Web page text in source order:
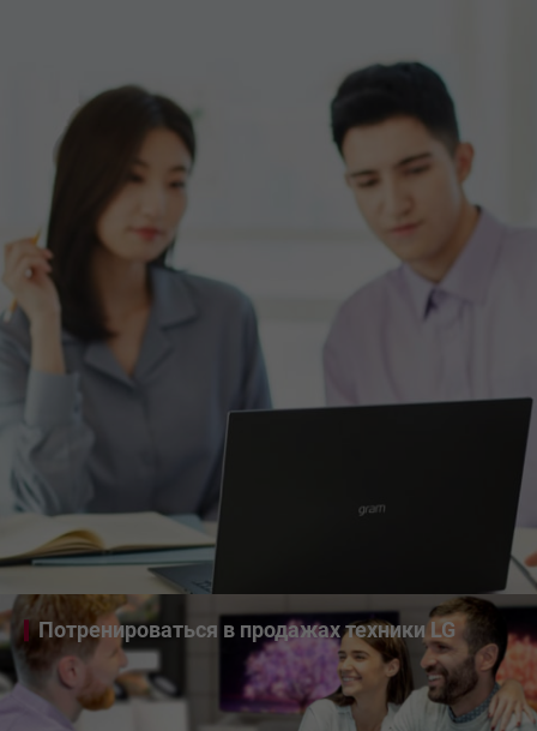
Потренироваться в продажах техники LG